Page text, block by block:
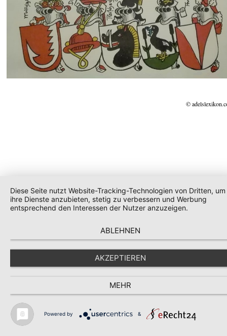
©
Diese Seite nutzt Website-Tracking-Technologien von Dritten, um
ihre Dienste anzubieten, stetig zu verbessern und Werbung
entsprechend den Interessen der Nutzer anzuzeigen.
ABLEHNEN
AKZEPTIEREN
MEHR
Powered by &